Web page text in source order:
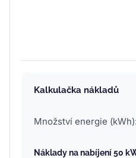
Kalkulačka nákladů
Množství energie (kWh):
Náklady na nabíjení 50